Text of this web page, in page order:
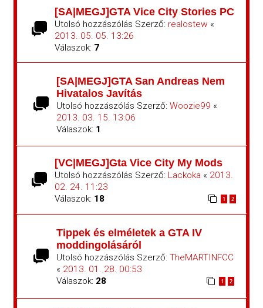
[SA|MEGJ]GTA Vice City Stories PC
Utolsó hozzászólás Szerző: realostew «
2013. 05. 05. 13:26
Válaszok: 7
[SA|MEGJ]GTA San Andreas Nem
Hivatalos Javítás
Utolsó hozzászólás Szerző: Woozie99 «
2013. 03. 15. 13:06
Válaszok: 1
[VC|MEGJ]Gta Vice City My Mods
Utolsó hozzászólás Szerző: Lackoka « 2013.
02. 24. 11:23
Válaszok: 18 1 2
Tippek és elméletek a GTA IV
moddingolásáról
Utolsó hozzászólás Szerző: TheMARTINFCC
« 2013. 01. 28. 00:53
Válaszok: 28 1 2